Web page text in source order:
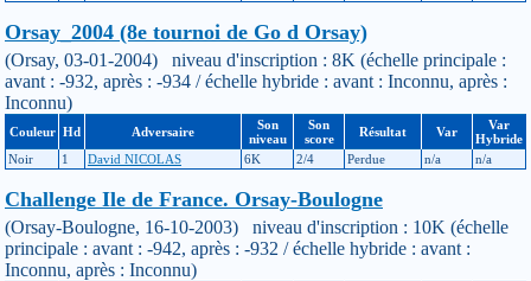
Orsay_2004 (8e tournoi de Go d Orsay)
(Orsay, 03-01-2004) niveau d'inscription : 8K (échelle principale :
avant : -932, après : -934 / échelle hybride : avant : Inconnu, après :
Inconnu)
Couleur Hd Adversaire
Son
niveau
Son
score
Résultat Var
Var
Hybride
Noir
1 David NICOLAS 6K 2/4 Perdue n/a n/a
Challenge Ile de France. Orsay-Boulogne
(Orsay-Boulogne, 16-10-2003) niveau d'inscription : 10K (échelle
principale : avant : -942, après : -932 / échelle hybride : avant :
Inconnu, après : Inconnu)